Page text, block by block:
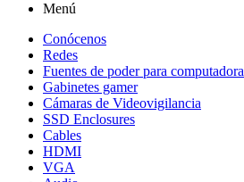
Menú
Conócenos
Redes
Fuentes de poder para computadora
Gabinetes gamer
Cámaras de Videovigilancia
SSD Enclosures
Cables
HDMI
VGA